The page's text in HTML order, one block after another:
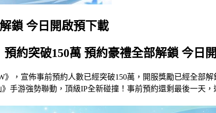
鎖 今日開啟預下載
預約突破150萬 預約豪禮全部解鎖 今日
，宣佈事前預約人數已經突破150萬，開服獎勵已經全部
手游強勢聯動，頂級IP全新碰撞！事前預約還剩最後一天